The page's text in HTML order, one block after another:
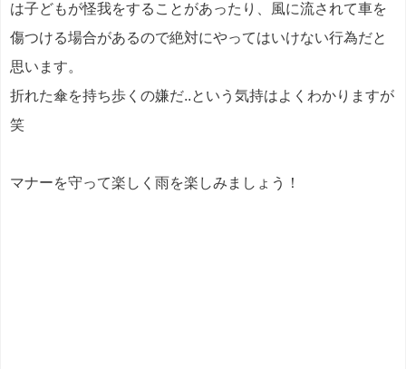
は子どもが怪我をすることがあったり、風に流されて車を
傷つける場合があるので絶対にやってはいけない行為だと
思います。
折れた傘を持ち歩くの嫌だ..という気持はよくわかりますが
笑
マナーを守って楽しく雨を楽しみましょう！